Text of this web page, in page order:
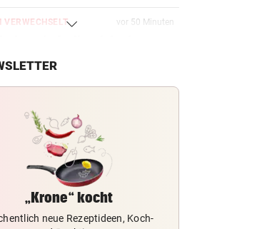
VERWECHSELT vor 50 Minuten
eingesetzt
SO VIELE KÜHE vor 56 Minuten
bringt jetzt auch
ans Limit
SCHACHGENIE
Baka soll neuer Präsident
werden
WILL DUO 12:15
„Krone“ kocht
neue Rezeptideen, Koch-